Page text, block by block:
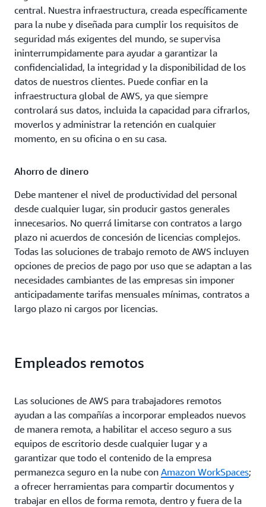
central. Nuestra infraestructura, creada específicamente
para la nube y diseñada para cumplir los requisitos de
seguridad más exigentes del mundo, se supervisa
ininterrumpidamente para ayudar a garantizar la
confidencialidad, la integridad y la disponibilidad de los
datos de nuestros clientes. Puede confiar en la
infraestructura global de AWS, ya que siempre
controlará sus datos, incluida la capacidad para cifrarlos,
moverlos y administrar la retención en cualquier
momento, en su oficina o en su casa.
Ahorro de dinero
Debe mantener el nivel de productividad del personal
desde cualquier lugar, sin producir gastos generales
innecesarios. No querrá limitarse con contratos a largo
plazo ni acuerdos de concesión de licencias complejos.
Todas las soluciones de trabajo remoto de AWS incluyen
opciones de precios de pago por uso que se adaptan a las
necesidades cambiantes de las empresas sin imponer
anticipadamente tarifas mensuales mínimas, contratos a
largo plazo ni cargos por licencias.
Empleados remotos
Las soluciones de AWS para trabajadores remotos
ayudan a las compañías a incorporar empleados nuevos
de manera remota, a habilitar el acceso seguro a sus
equipos de escritorio desde cualquier lugar y a
garantizar que todo el contenido de la empresa
permanezca seguro en la nube con Amazon WorkSpaces;
a ofrecer herramientas para compartir documentos y
trabajar en ellos de forma remota, dentro y fuera de la